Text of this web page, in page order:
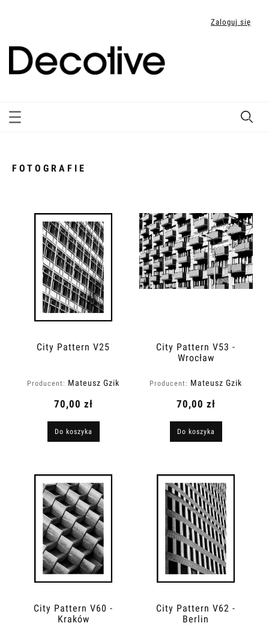
Zaloguj się
FOTOGRAFIE
City Pattern V25
Producent: Mateusz Gzik
70,00 zł
Do koszyka
City Pattern V53 -
Wrocław
Producent: Mateusz Gzik
70,00 zł
Do koszyka
City Pattern V60 -
Kraków
City Pattern V62 -
Berlin